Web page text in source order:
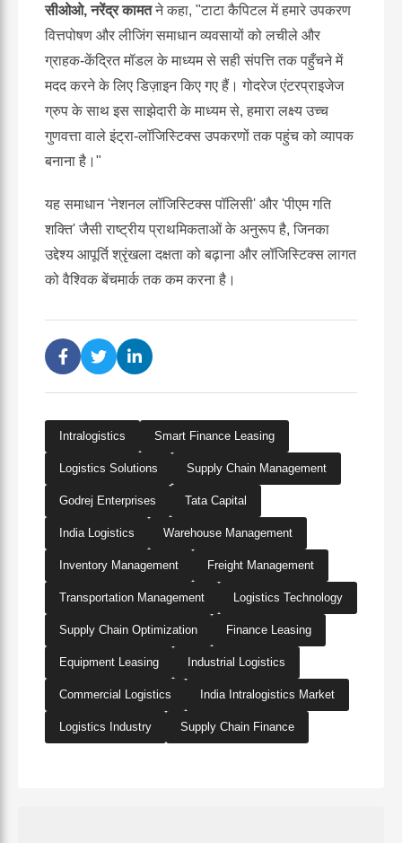
सीओओ, नरेंद्र कामतने कहा, "टाटा कैपिटल में हमारे उपकरण
वित्तपोषण और लीजिंग समाधान व्यवसायों को लचीले और
ग्राहक-केंद्रित मॉडल के माध्यम से सही संपत्ति तक पहुँचने में
मदद करने के लिए डिज़ाइन किए गए हैं। गोदरेज एंटरप्राइजेज
ग्रुप के साथ इस साझेदारी के माध्यम से, हमारा लक्ष्य उच्च
गुणवत्ता वाले इंट्रा-लॉजिस्टिक्स उपकरणों तक पहुंच को व्यापक
बनाना है।"
यह समाधान 'नेशनल लॉजिस्टिक्स पॉलिसी' और 'पीएम गति
शक्ति' जैसी राष्ट्रीय प्राथमिकताओं के अनुरूप है, जिनका
उद्देश्य आपूर्ति श्रृंखला दक्षता को बढ़ाना और लॉजिस्टिक्स लागत
को वैश्विक बेंचमार्क तक कम करना है।
Intralogistics Smart Finance Leasing
Logistics Solutions Supply Chain Management
Godrej Enterprises Tata Capital
India Logistics Warehouse Management
Inventory Management Freight Management
Transportation Management Logistics Technology
Supply Chain Optimization Finance Leasing
Equipment Leasing Industrial Logistics
Commercial Logistics India Intralogistics Market
Logistics Industry Supply Chain Finance